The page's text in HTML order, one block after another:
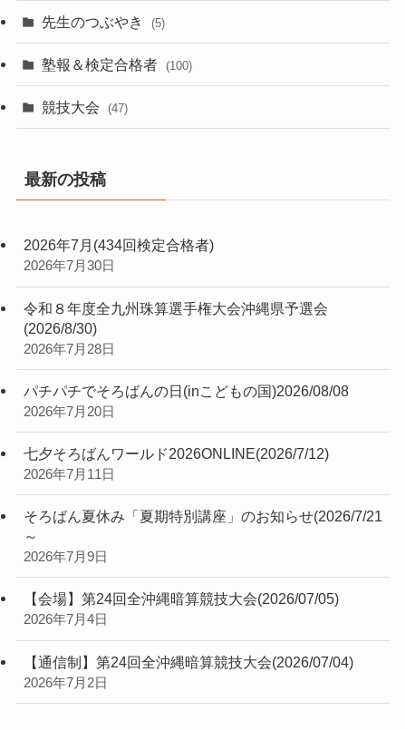
先生のつぶやき (5)
塾報＆検定合格者 (100)
競技大会 (47)
最新の投稿
2026年7月(434回検定合格者)
2026年7月30日
令和８年度全九州珠算選手権大会沖縄県予選会
(2026/8/30)
2026年7月28日
パチパチでそろばんの日(inこどもの国)2026/08/08
2026年7月20日
七夕そろばんワールド2026ONLINE(2026/7/12)
2026年7月11日
そろばん夏休み「夏期特別講座」のお知らせ(2026/7/21
～
2026年7月9日
【会場】第24回全沖縄暗算競技大会(2026/07/05)
2026年7月4日
【通信制】第24回全沖縄暗算競技大会(2026/07/04)
2026年7月2日